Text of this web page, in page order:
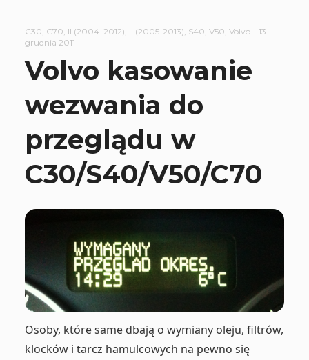
C30 C70 II (2004–2012) II (2005-2013) S40 V50 Volvo– 13
grudnia 2011
Volvo kasowanie
wezwania do
przeglądu w
C30/S40/V50/C70
Osoby, które same dbają o wymiany oleju, filtrów,
klocków i tarcz hamulcowych na pewno się